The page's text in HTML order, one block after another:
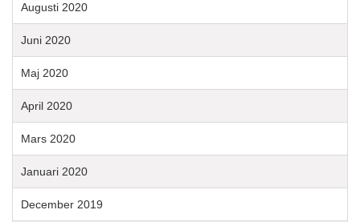
Augusti 2020
Juni 2020
Maj 2020
April 2020
Mars 2020
Januari 2020
December 2019